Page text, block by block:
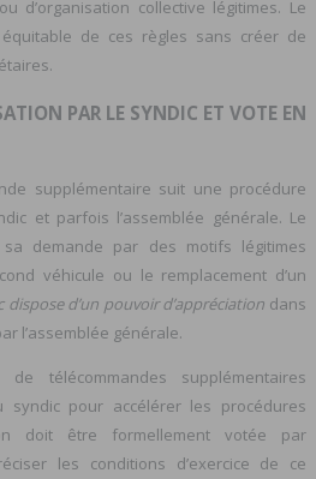
d’organisation collective légitimes. Le
équitable de ces règles sans créer de
PAR LE SYNDIC ET VOTE EN
supplémentaire suit une procédure
et parfois l’assemblée générale. Le
demande par des motifs légitimes
véhicule ou le remplacement d’un
dispose d’un pouvoir d’appréciation dans
l’assemblée générale.
de télécommandes supplémentaires
pour accélérer les procédures
doit être formellement votée par
les conditions d’exercice de ce